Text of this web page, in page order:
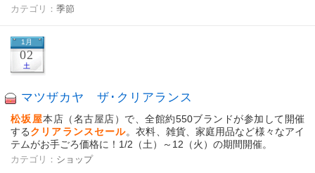
カテゴリ： 季節
1月
02
土
マツザカヤ ザ･クリアランス
松坂屋本店（名古屋店）で、全館約550ブランドが参加して開催
するクリアランスセール。衣料、雑貨、家庭用品など様々なアイ
テムがお手ごろ価格に！1/2（土）～12（火）の期間開催。
カテゴリ： ショップ